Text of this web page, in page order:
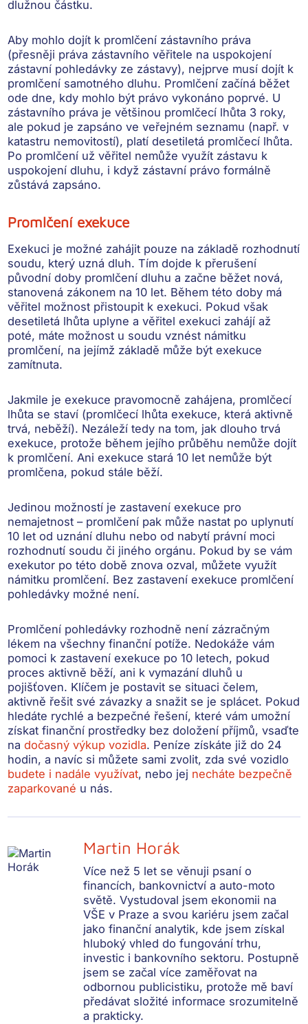
dlužnou částku.
Aby mohlo dojít k promlčení zástavního práva
(přesněji práva zástavního věřitele na uspokojení
zástavní pohledávky ze zástavy), nejprve musí dojít k
promlčení samotného dluhu. Promlčení začíná běžet
ode dne, kdy mohlo být právo vykonáno poprvé. U
zástavního práva je většinou promlčecí lhůta 3 roky,
ale pokud je zapsáno ve veřejném seznamu (např. v
katastru nemovitostí), platídesetiletá promlčecí lhůta.
Po promlčení už věřitel nemůže využít zástavu k
uspokojení dluhu, i když zástavní právo formálně
zůstává zapsáno.
Promlčení exekuce
Exekuci je možné zahájit pouze na základě rozhodnutí
soudu, který uzná dluh. Tím dojde k přerušení
původní doby promlčení dluhu a začne běžet nová,
stanovená zákonem na 10 let. Během této doby má
věřitel možnost přistoupit k exekuci. Pokud však
desetiletá lhůta uplyne a věřitel exekuci zahájí až
poté, máte možnost u soudu vznést námitku
promlčení, na jejímž základě může být exekuce
zamítnuta.
Jakmile je exekuce pravomocně zahájena, promlčecí
lhůta se staví (promlčecí lhůta exekuce, která aktivně
trvá, neběží). Nezáleží tedy na tom, jak dlouho trvá
exekuce, protože během jejího průběhu nemůže dojít
k promlčení. Ani exekuce stará 10 let nemůže být
promlčena, pokud stále běží.
Jedinou možností je zastavení exekuce pro
nemajetnost – promlčení pak může nastat po uplynutí
10 let od uznání dluhu nebo od nabytí právní moci
rozhodnutí soudu či jiného orgánu. Pokud by se vám
exekutor po této době znova ozval, můžete využít
námitku promlčení. Bez zastavení exekuce promlčení
pohledávky možné není.
Promlčení pohledávky rozhodně není zázračným
lékem na všechny finanční potíže. Nedokáže vám
pomoci k zastavení exekuce po 10 letech, pokud
proces aktivně běží, ani k vymazání dluhů u
pojišťoven. Klíčem je postavit se situaci čelem,
aktivně řešit své závazky a snažit se je splácet. Pokud
hledáte rychlé a bezpečné řešení, které vám umožní
získat finanční prostředky bez doložení příjmů, vsaďte
nadočasný výkup vozidla. Peníze získáte již do 24
hodin, a navíc si můžete sami zvolit, zda své vozidlo
budete i nadále využívat, nebo jej necháte bezpečně
zaparkované u nás.
Martin Horák
Více než 5 let se věnuji psaní o
financích, bankovnictví a auto-moto
světě. Vystudoval jsem ekonomii na
VŠE v Praze a svou kariéru jsem začal
jako finanční analytik, kde jsem získal
hluboký vhled do fungování trhu,
investic i bankovního sektoru. Postupně
jsem se začal více zaměřovat na
odbornou publicistiku, protože mě baví
předávat složité informace srozumitelně
a prakticky.